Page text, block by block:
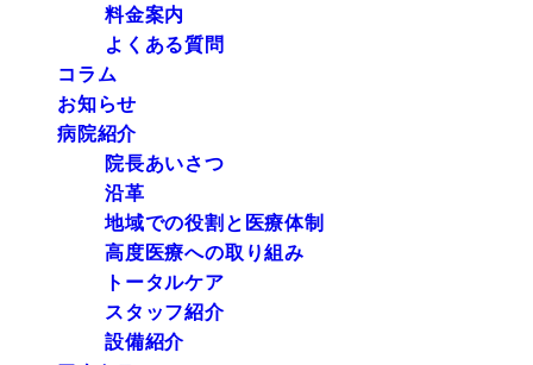
料金案内
よくある質問
コラム
お知らせ
病院紹介
院長あいさつ
沿革
地域での役割と医療体制
高度医療への取り組み
トータルケア
スタッフ紹介
設備紹介